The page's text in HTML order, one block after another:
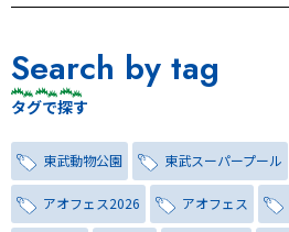
Search by tag
タグで探す
東武動物公園 東武スーパープール
アオフェス2026 アオフェス